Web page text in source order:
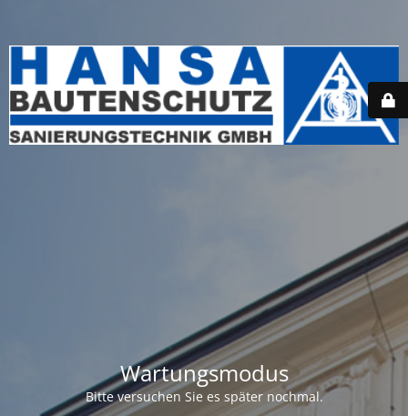
Wartungsmodus
Bitte versuchen Sie es später nochmal.